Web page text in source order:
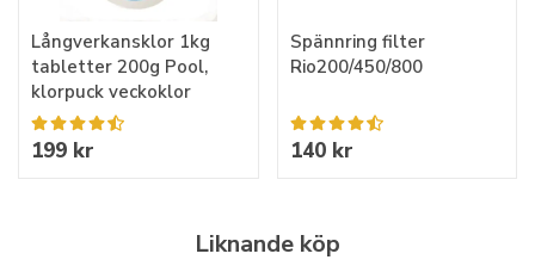
Långverkansklor 1kg
tabletter 200g Pool,
klorpuck veckoklor
199 kr
Spännring filter
Rio200/450/800
140 kr
Liknande köp